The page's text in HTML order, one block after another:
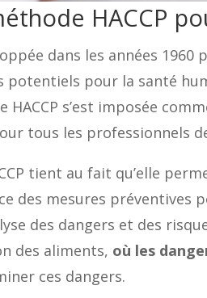
HACCP
dans les années
potentiels pour la santé
s’est imposée
tous les professionnels
tient au fait qu’elle
des mesures préventives
des dangers et des
des aliments, où les
ces dangers.